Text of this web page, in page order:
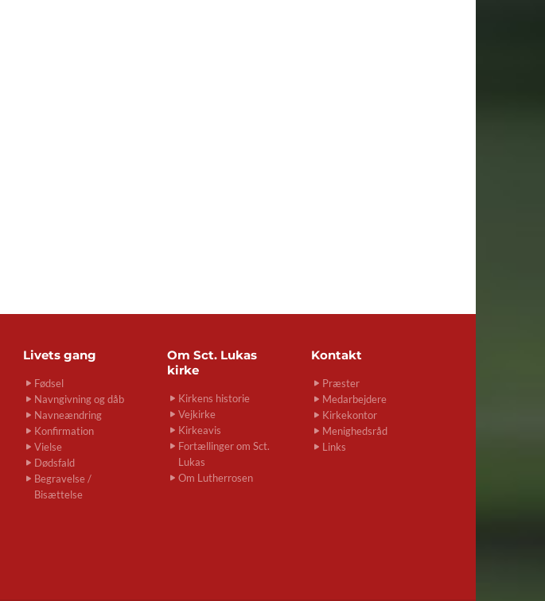
Livets gang
Fødsel
Navngivning og dåb
Navneændring
Konfirmation
Vielse
Dødsfald
Begravelse /
Bisættelse
Om Sct. Lukas
kirke
Kirkens historie
Vejkirke
Kirkeavis
Fortællinger om Sct.
Lukas
Om Lutherrosen
Kontakt
Præster
Medarbejdere
Kirkekontor
Menighedsråd
Links